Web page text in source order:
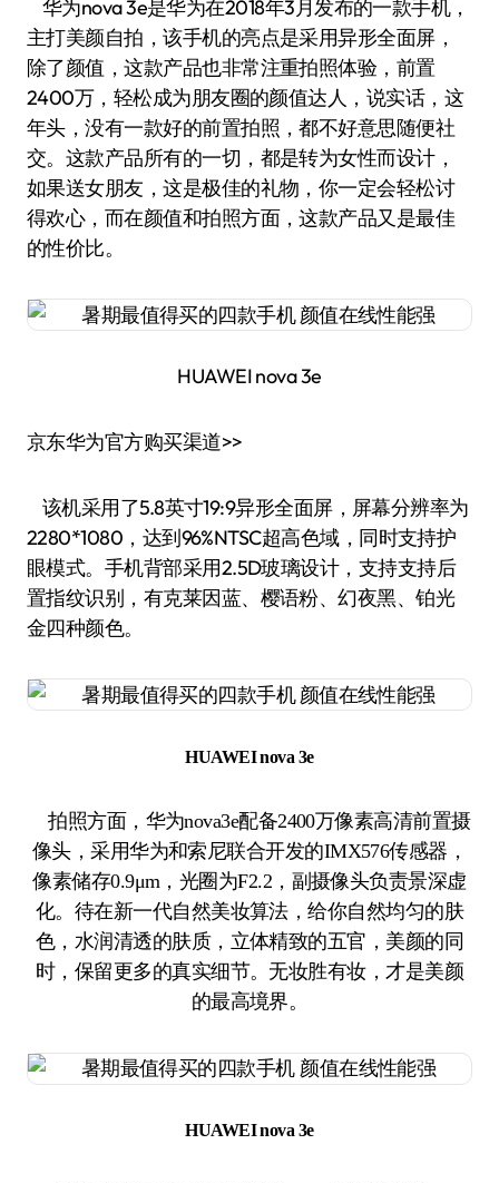
华为nova 3e是华为在2018年3月发布的一款手机，
主打美颜自拍，该手机的亮点是采用异形全面屏，
除了颜值，这款产品也非常注重拍照体验，前置
2400万，轻松成为朋友圈的颜值达人，说实话，这
年头，没有一款好的前置拍照，都不好意思随便社
交。这款产品所有的一切，都是转为女性而设计，
如果送女朋友，这是极佳的礼物，你一定会轻松讨
得欢心，而在颜值和拍照方面，这款产品又是最佳
的性价比。
HUAWEI nova 3e
京东华为官方购买渠道>>
该机采用了5.8英寸19:9异形全面屏，屏幕分辨率为
2280*1080，达到96%NTSC超高色域，同时支持护
眼模式。手机背部采用2.5D玻璃设计，支持支持后
置指纹识别，有克莱因蓝、樱语粉、幻夜黑、铂光
金四种颜色。
HUAWEI nova 3e
拍照方面，华为nova3e配备2400万像素高清前置摄
像头，采用华为和索尼联合开发的IMX576传感器，
像素储存0.9μm，光圈为F2.2，副摄像头负责景深虚
化。待在新一代自然美妆算法，给你自然均匀的肤
色，水润清透的肤质，立体精致的五官，美颜的同
时，保留更多的真实细节。无妆胜有妆，才是美颜
的最高境界。
HUAWEI nova 3e